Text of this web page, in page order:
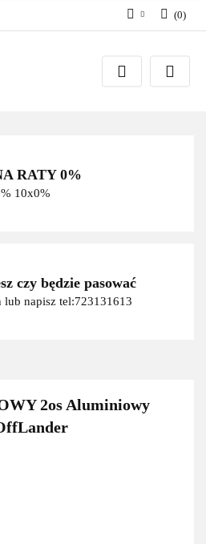
Zaloguj się
Zarejestruj się
(0)
RATY 0%
10x0%
czy będzie pasować
lub napisz tel:723131613
2os Aluminiowy